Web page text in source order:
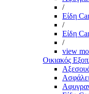
/
Είδη
/
Είδη
/
view
Οικιακός